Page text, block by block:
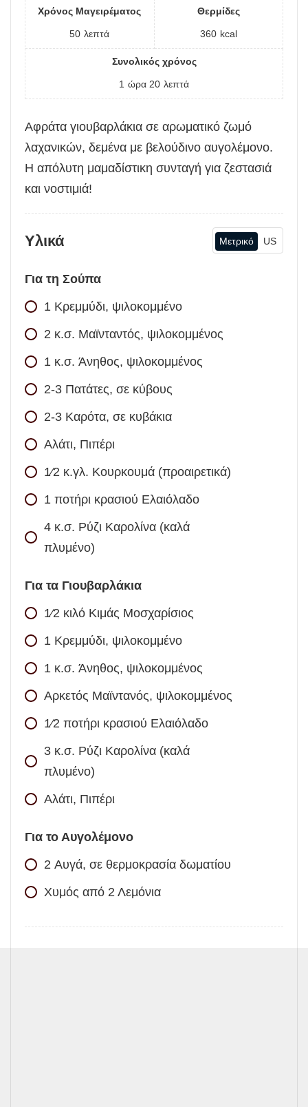
Χρόνος Μαγειρέματος
50 λεπτά
Θερμίδες
360 kcal
Συνολικός χρόνος
1 ώρα 20 λεπτά
Αφράτα γιουβαρλάκια σε αρωματικό ζωμό
λαχανικών, δεμένα με βελούδινο αυγολέμονο.
Η απόλυτη μαμαδίστικη συνταγή για ζεστασιά
και νοστιμιά!
Υλικά Μετρικό US
Για τη Σούπα
1 Κρεμμύδι, ψιλοκομμένο
2 κ.σ. Μαϊνταντός, ψιλοκομμένος
1 κ.σ. Άνηθος, ψιλοκομμένος
2-3 Πατάτες, σε κύβους
2-3 Καρότα, σε κυβάκια
Αλάτι, Πιπέρι
1⁄2 κ.γλ. Κουρκουμά (προαιρετικά)
1 ποτήρι κρασιού Ελαιόλαδο
4 κ.σ. Ρύζι Καρολίνα (καλά
πλυμένο)
Για τα Γιουβαρλάκια
1⁄2 κιλό Κιμάς Μοσχαρίσιος
1 Κρεμμύδι, ψιλοκομμένο
1 κ.σ. Άνηθος, ψιλοκομμένος
Αρκετός Μαϊντανός, ψιλοκομμένος
1⁄2 ποτήρι κρασιού Ελαιόλαδο
3 κ.σ. Ρύζι Καρολίνα (καλά
πλυμένο)
Αλάτι, Πιπέρι
Για το Αυγολέμονο
2 Αυγά, σε θερμοκρασία δωματίου
Χυμός από 2 Λεμόνια